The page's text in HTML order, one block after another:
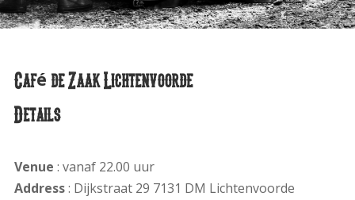
Café de Zaak Lichtenvoorde
Details
Venue : vanaf 22.00 uur
Address: Dijkstraat 29 7131 DM Lichtenvoorde